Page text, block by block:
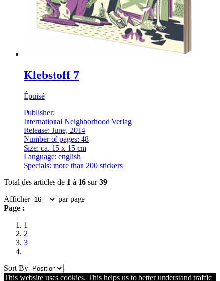
Klebstoff 7
Épuisé
Publisher:
International Neighborhood Verlag
Release: June, 2014
Number of pages: 48
Size: ca. 15 x 15 cm
Language: english
Specials: more than 200 stickers
Total des articles de 1 à 16 sur39
Afficher
par page
Page :
1
2
3
Sort By
This website uses cookies. This helps us to better understand traffic